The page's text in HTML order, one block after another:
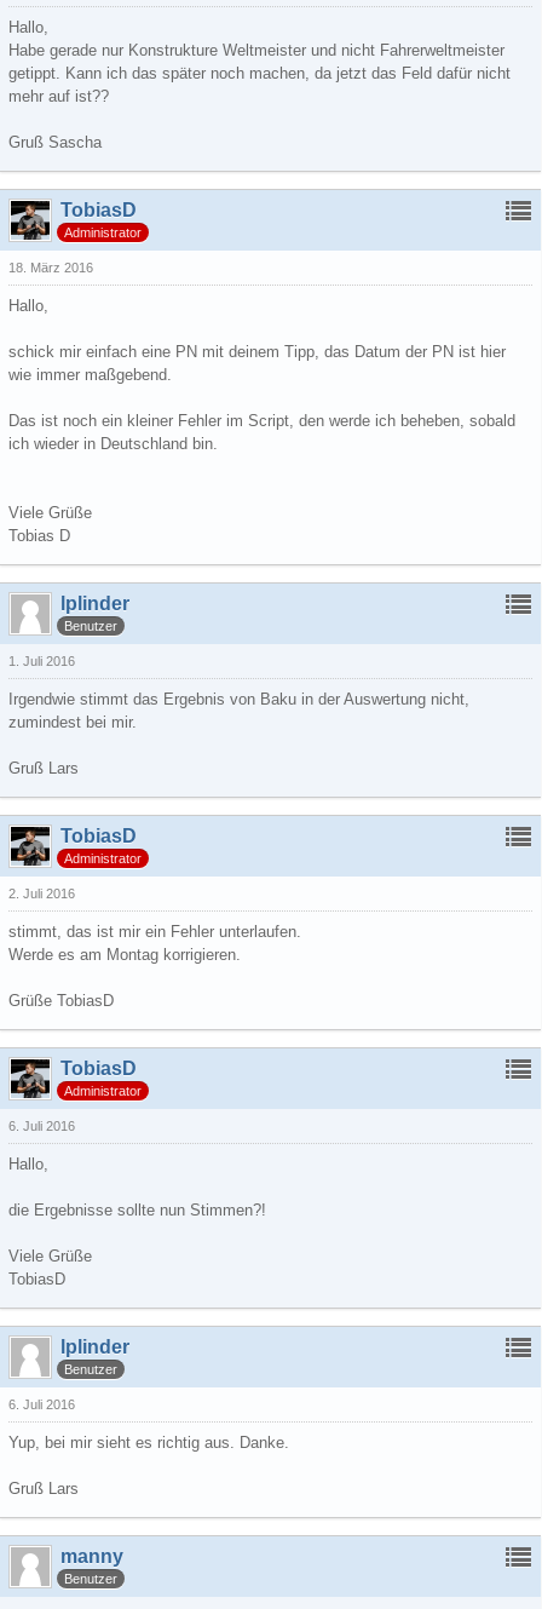
Hallo,
Habe gerade nur Konstrukture Weltmeister und nicht Fahrerweltmeister
getippt. Kann ich das später noch machen, da jetzt das Feld dafür nicht
mehr auf ist??
Gruß Sascha
TobiasD
Administrator
18. März 2016
Hallo,
schick mir einfach eine PN mit deinem Tipp, das Datum der PN ist hier
wie immer maßgebend.
Das ist noch ein kleiner Fehler im Script, den werde ich beheben, sobald
ich wieder in Deutschland bin.
Viele Grüße
Tobias D
lplinder
Benutzer
1. Juli 2016
Irgendwie stimmt das Ergebnis von Baku in der Auswertung nicht,
zumindest bei mir.
Gruß Lars
TobiasD
Administrator
2. Juli 2016
stimmt, das ist mir ein Fehler unterlaufen.
Werde es am Montag korrigieren.
Grüße TobiasD
TobiasD
Administrator
6. Juli 2016
Hallo,
die Ergebnisse sollte nun Stimmen?!
Viele Grüße
TobiasD
lplinder
Benutzer
6. Juli 2016
Yup, bei mir sieht es richtig aus. Danke.
Gruß Lars
manny
Benutzer